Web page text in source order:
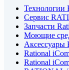
Сервис
Запчасти
Моющие
Аксессуары
Rational
Rational